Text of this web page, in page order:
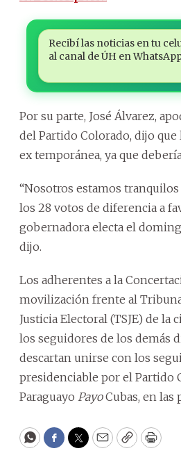
Recibí las noticias en tu
al canal de ÚH en
Por su parte, José Álvarez,
del Partido Colorado, dijo que
ex temporánea, ya que
“Nosotros estamos
los 28 votos de diferencia a
gobernadora electa el
dijo.
Los adherentes a la
movilización frente al
Justicia Electoral (TSJE) de la
los seguidores de los demás
descartan unirse con los
presidenciable por el Partido
Paraguayo PayoCubas, en las
WhatsApp
Facebook
Twitter
EmailCopyPrint